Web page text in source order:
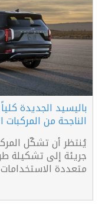
باليسيد الجديدة
الناجحة من المركبات
يُنتظر أن تشكّل
جريئة إلى تشكيلة
متعددة